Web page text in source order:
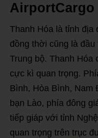
AirportCargo
Thanh Hóa là tỉnh địa
đồng thời cũng là
Trung bộ. Thanh Hóa
cực kì quan trọng.
Bình, Hòa Bình,
bạn Lào, phía đông
tiếp giáp với tỉnh
quan trọng trên trục